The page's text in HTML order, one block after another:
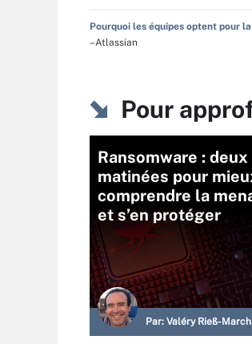
Pourquoi les équipes optent pour
–Atlassian
Pour
Ransomware : deux
matinées pour
comprendre la
et s’en protéger
Par: Valéry Rieß-